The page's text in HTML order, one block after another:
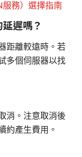
務）選擇指南
遲嗎？
距離較遠時。若
多個伺服器以找
消。注意取消後
約產生費用。